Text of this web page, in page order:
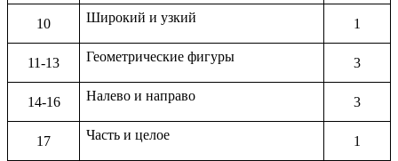
10 Широкий и узкий 1
11-13 Геометрические фигуры 3
14-16 Налево и направо 3
17 Часть и целое 1